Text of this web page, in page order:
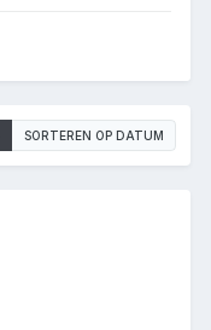
SORTEREN OP DATUM